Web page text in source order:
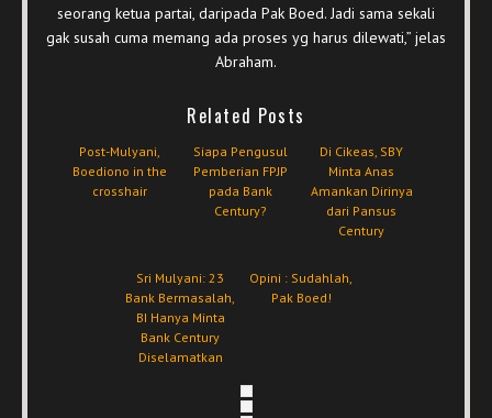
seorang ketua partai, daripada Pak Boed. Jadi sama sekali
gak susah cuma memang ada proses yg harus dilewati,” jelas
Abraham.
Related Posts
Post-Mulyani,
Boediono in the
crosshair
Siapa Pengusul
Pemberian FPJP
pada Bank
Century?
Di Cikeas, SBY
Minta Anas
Amankan Dirinya
dari Pansus
Century
Sri Mulyani: 23
Bank Bermasalah,
BI Hanya Minta
Bank Century
Diselamatkan
Opini : Sudahlah,
Pak Boed!